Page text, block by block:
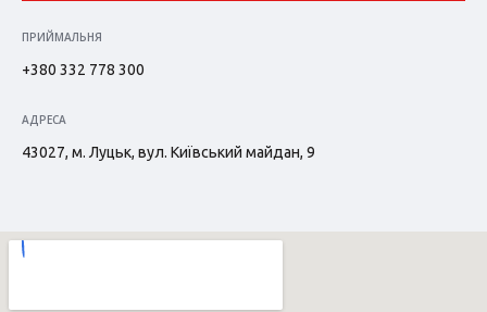
ПРИЙМАЛЬНЯ
+380 332 778 300
АДРЕСА
43027, м. Луцьк, вул. Київський майдан, 9